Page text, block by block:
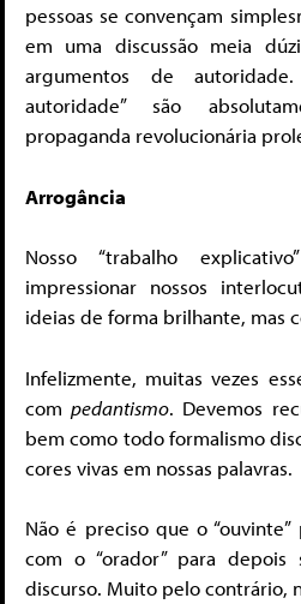
pessoas se convençam
em uma discussão meia
argumentos de
autoridade” são
propaganda revolucionária
Arrogância
Nosso “trabalho
impressionar nossos
ideias de forma brilhante, mas
Infelizmente, muitas vezes
compedantismo. Devemos
bem como todo formalismo
cores vivas em nossas palavras.
Não é preciso que o
com o “orador” para
discurso. Muito pelo contrário,